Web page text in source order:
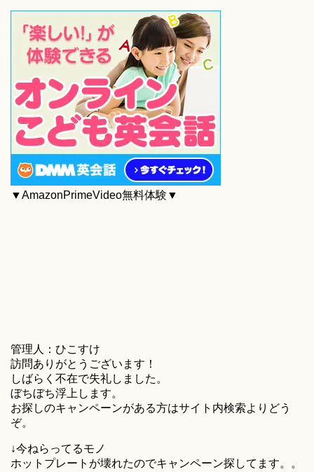
▼AmazonPrimeVideo無料体験▼
管理人：ひこすけ
訪問ありがとうございます！
しばらく不在で失礼しました。
ぼちぼち浮上します。
お探しのキャンペーンがある方はサイト内検索よりどう
ぞ。
↓今ねらってるモノ
ホットプレートが壊れたのでキャンペーン探してます。。